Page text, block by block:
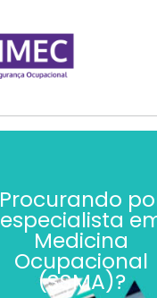
Procurando
especialista
Medicina
Ocupacional
(SSMA)?